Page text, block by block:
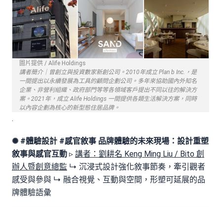
圖片提供 / Alife Holdings
講者簡介｜曾創立與投資數家新創公司。2010年成立 Plan b Inc.，是
一間提出以永續發展為工具的顧問企劃公司。多年來協助國內外知名
企業、非營利組織、政府部門等等各領域客戶提出不同以往的解決方
案。2021年，成立 Alife Holdings 一間提供各類生活解決方案，同時
以內容企劃為核心的新型態住居品牌。
.
✺ #體驗設計 #感官敘事 品牌體驗的未來現場：設計重塑
敘事與感官互動 ▹ 講者：劉耕名 Keng Ming Liu / Bito 創
辦人暨創意總監 ↳ 沉浸式設計強化敘事節奏，牽引觀者
感受與參與 ↳ 融合視覺、互動與空間，形塑可延展的品
牌體驗語彙